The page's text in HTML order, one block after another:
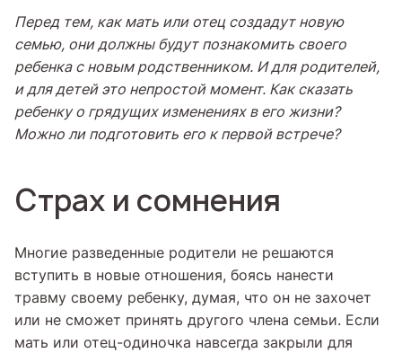
Перед тем, как мать или отец создадут новую
семью, они должны будут познакомить своего
ребенка с новым родственником. И для родителей,
и для детей это непростой момент. Как сказать
ребенку о грядущих изменениях в его жизни?
Можно ли подготовить его к первой встрече?
Страх и сомнения
Многие разведенные родители не решаются
вступить в новые отношения, боясь нанести
травму своему ребенку, думая, что он не захочет
или не сможет принять другого члена семьи. Если
мать или отец-одиночка навсегда закрыли для